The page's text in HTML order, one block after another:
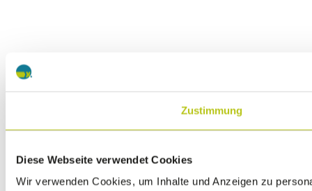
Zustimmung
Diese Webseite verwendet Cookies
Wir verwenden Cookies, um Inhalte und Anzeigen zu